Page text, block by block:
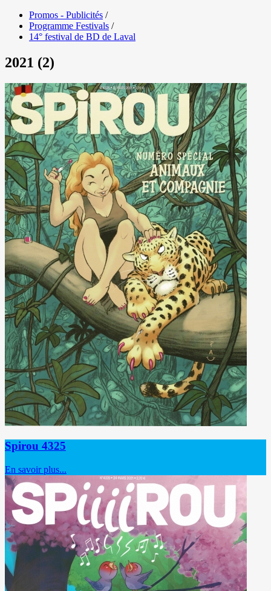
Promos - Publicités /
Programme Festivals /
14° festival de BD de Laval
2021 (2)
Spirou 4325
En savoir plus...